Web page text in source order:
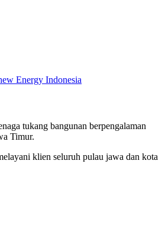
tukang bangunan berpengalaman
Timur.
klien seluruh pulau jawa dan kota